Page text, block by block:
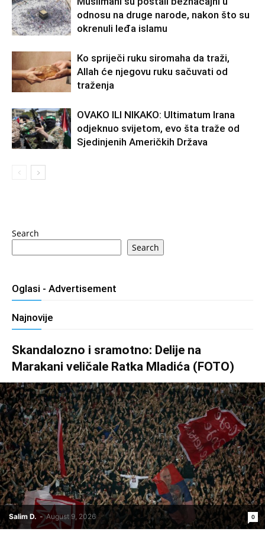
odnosu na druge narode, nakon što su
okrenuli leđa islamu
Ko spriječi ruku siromaha da traži,
Allah će njegovu ruku sačuvati od
traženja
OVAKO ILI NIKAKO: Ultimatum Irana
odjeknuo svijetom, evo šta traže od
Sjedinjenih Američkih Država
Search
Search
Oglasi - Advertisement
Najnovije
Skandalozno i sramotno: Delije na
Marakani veličale Ratka Mladića (FOTO)
Salim D. - August 9, 2026 0